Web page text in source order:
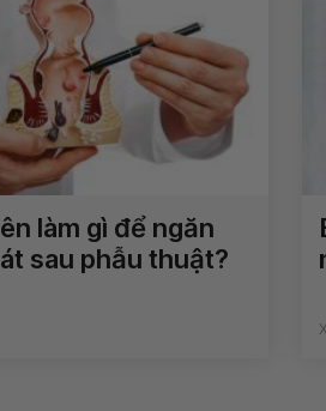
làm gì để ngăn
sau phẫu thuật?